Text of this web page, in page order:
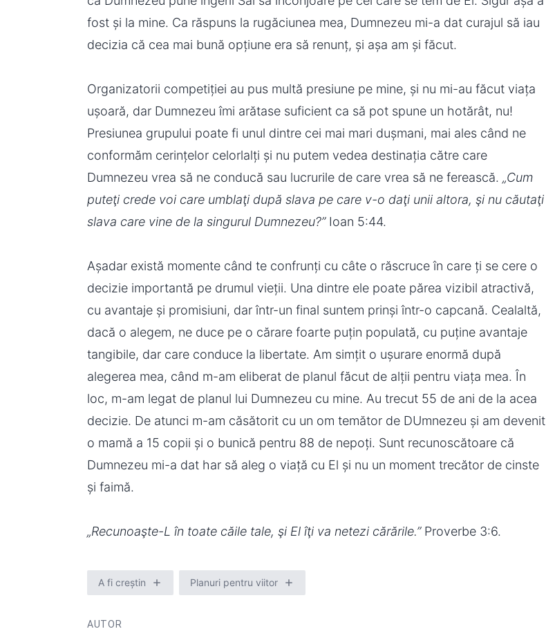
fost și la mine. Ca răspuns la rugăciunea mea, Dumnezeu mi-a dat curajul să iau
decizia că cea mai bună opțiune era să renunț, și așa am și făcut.
Organizatorii competiției au pus multă presiune pe mine, și nu mi-au făcut viața
ușoară, dar Dumnezeu îmi arătase suficient ca să pot spune un hotărât, nu!
Presiunea grupului poate fi unul dintre cei mai mari dușmani, mai ales când ne
conformăm cerințelor celorlalți și nu putem vedea destinația către care
Dumnezeu vrea să ne conducă sau lucrurile de care vrea să ne ferească. „Cum
puteţi crede voi care umblaţi după slava pe care v-o daţi unii altora, şi nu căutaţi
slava care vine de la singurul Dumnezeu?”Ioan 5:44.
Așadar există momente când te confrunți cu câte o răscruce în care ți se cere o
decizie importantă pe drumul vieții. Una dintre ele poate părea vizibil atractivă,
cu avantaje și promisiuni, dar într-un final suntem prinși într-o capcană. Cealaltă,
dacă o alegem, ne duce pe o cărare foarte puțin populată, cu puține avantaje
tangibile, dar care conduce la libertate. Am simțit o ușurare enormă după
alegerea mea, când m-am eliberat de planul făcut de alții pentru viața mea. În
loc, m-am legat de planul lui Dumnezeu cu mine. Au trecut 55 de ani de la acea
decizie. De atunci m-am căsătorit cu un om temător de DUmnezeu și am devenit
o mamă a 15 copii și o bunică pentru 88 de nepoți. Sunt recunoscătoare că
Dumnezeu mi-a dat har să aleg o viață cu El și nu un moment trecător de cinste
și faimă.
„Recunoaşte-L în toate căile tale, şi El îţi va netezi cărările.”Proverbe 3:6.
A fi creștin Planuri pentru viitor
AUTOR